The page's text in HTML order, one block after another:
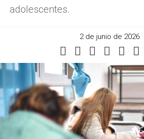
adolescentes.
2 de junio de 2026